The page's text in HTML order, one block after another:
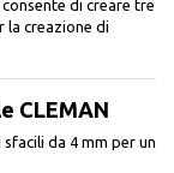
di creare tre
la creazione di
CLEMAN
da 4 mm per un